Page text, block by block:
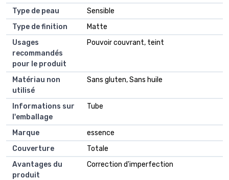
Type de peau
Sensible
Type de finition
Matte
Usages
recommandés
pour le produit
Pouvoir couvrant, teint
Matériau non
utilisé
Sans gluten, Sans huile
Informations sur
l'emballage
Tube
Marque
essence
Couverture
Totale
Avantages du
produit
Correction d'imperfection